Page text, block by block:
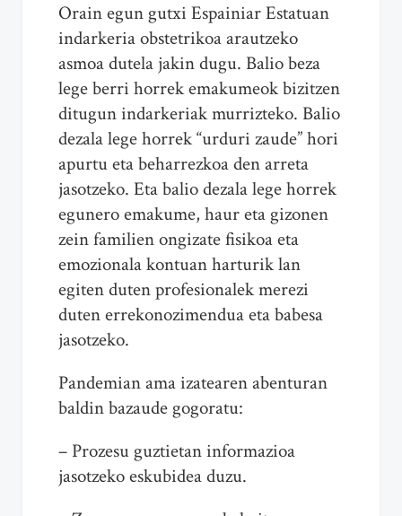
Orain egun gutxi Espainiar Estatuan
indarkeria obstetrikoa arautzeko
asmoa dutela jakin dugu. Balio beza
lege berri horrek emakumeok bizitzen
ditugun indarkeriak murrizteko. Balio
dezala lege horrek “urduri zaude” hori
apurtu eta beharrezkoa den arreta
jasotzeko. Eta balio dezala lege horrek
egunero emakume, haur eta gizonen
zein familien ongizate fisikoa eta
emozionala kontuan harturik lan
egiten duten profesionalek merezi
duten errekonozimendua eta babesa
jasotzeko.
Pandemian ama izatearen abenturan
baldin bazaude gogoratu:
– Prozesu guztietan informazioa
jasotzeko eskubidea duzu.